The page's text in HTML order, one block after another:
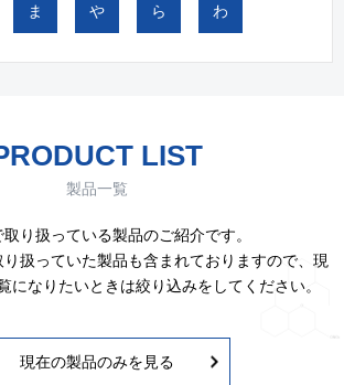
ま や ら わ
LIST
製品一覧
り扱っている製品のご紹介です。
扱っていた製品も含まれておりますので、現
になりたいときは絞り込みをしてください。
現在の製品のみを見る